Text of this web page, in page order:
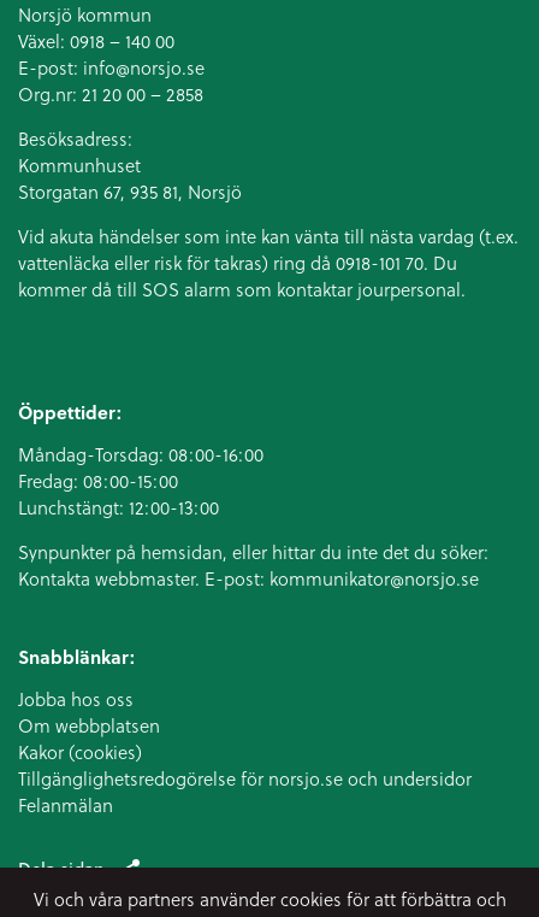
Norsjö kommun
Växel: 0918 – 140 00
E-post: info@norsjo.se
Org.nr: 21 20 00 – 2858
Besöksadress:
Kommunhuset
Storgatan 67, 935 81, Norsjö
Vid akuta händelser som inte kan vänta till nästa vardag (t.ex.
vattenläcka eller risk för takras) ring då 0918-101 70. Du
kommer då till SOS alarm som kontaktar jourpersonal.
Öppettider:
Måndag-Torsdag: 08:00-16:00
Fredag: 08:00-15:00
Lunchstängt: 12:00-13:00
Synpunkter på hemsidan, eller hittar du inte det du söker:
Kontakta webbmaster. E-post: kommunikator@norsjo.se
Snabblänkar:
Jobba hos oss
Om webbplatsen
Kakor (cookies)
Tillgänglighetsredogörelse för norsjo.se och undersidor
Felanmälan
Dela sidan
Vi och våra partners använder cookies för att förbättra och